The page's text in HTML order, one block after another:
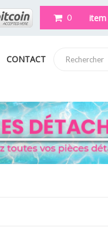
item
0
CONTACT